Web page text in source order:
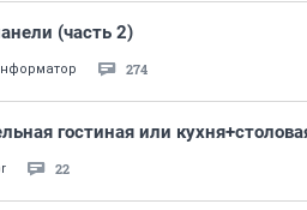
(часть 2)
274
гостиная или
22